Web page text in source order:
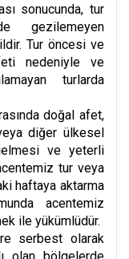
sonucunda, tur
gezilemeyen
Tur öncesi ve
nedeniyle ve
turlarda
doğal afet,
diğer ülkesel
ve yeterli
tur veya
haftaya aktarma
acentemiz
ile yükümlüdür.
serbest olarak
olan bölgelerde